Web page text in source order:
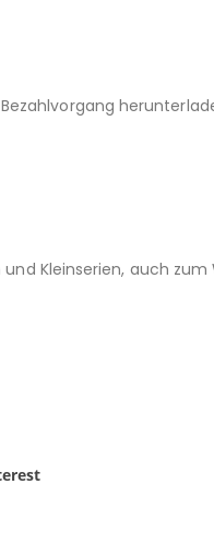
Kleinserien, auch zum